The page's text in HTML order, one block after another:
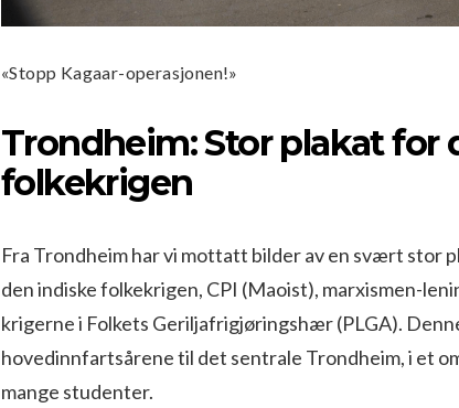
«Stopp Kagaar-operasjonen!»
Trondheim: Stor plakat for
folkekrigen
Fra Trondheim har vi mottatt bilder av en svært stor
den indiske folkekrigen, CPI (Maoist), marxismen-
krigerne i Folkets Geriljafrigjøringshær (PLGA).
hovedinnfartsårene til det sentrale Trondheim, i et
mange studenter.